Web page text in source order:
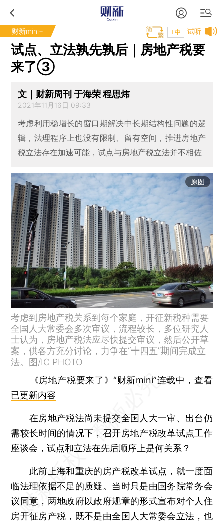
财新mini+ 试听
T中
试点、立法孰先孰后｜房地产税要
来了③
文｜财新周刊 于海荣 程思炜
2021年11月16日 09:33
考虑利用稳增长的窗口期解决中长期结构性问题的逻
辑，法理程序上也没有限制、留有空间，推进房地产
税立法存在加速可能，试点与房地产税立法并不相佐
原图
考虑到房地产税关系到每个家庭，开征新税种需要
全国人大常委会多次审议，流程较长，多位研究人
士认为，房地产税法应尽快提交审议，然后公开草
案，供各方充分讨论，力争在“十四五”期间完成立
法。图/IC PHOTO
《房地产税要来了》“财新mini”连载中，查看
已更新内容
在房地产税法尚未提交全国人大一审、出台仍
需较长时间的情况下，召开房地产税改革试点工作
座谈会，试点和立法在先后顺序上是何关系？
此前上海和重庆的房产税改革试点，就一度面
临法理依据不足的质疑。当时只是由国务院常务会
议同意，两地政府以政府规章的形式宣布对个人住
房开征房产税，既不是由全国人大常委会立法，也